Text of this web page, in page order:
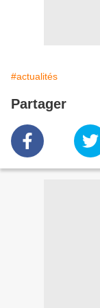
#actualités
Partager